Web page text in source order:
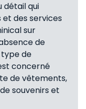
détail qui
des services
sur
de
de
concerné
de vêtements,
souvenirs et